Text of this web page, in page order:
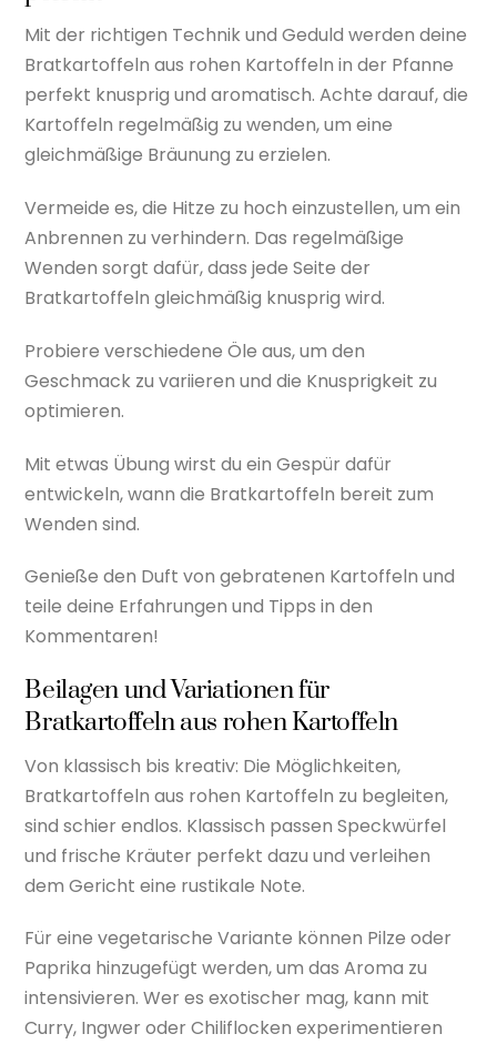
Mit der richtigen Technik und Geduld werden deine
Bratkartoffeln aus rohen Kartoffeln in der Pfanne
perfekt knusprig und aromatisch. Achte darauf, die
Kartoffeln regelmäßig zu wenden, um eine
gleichmäßige Bräunung zu erzielen.
Vermeide es, die Hitze zu hoch einzustellen, um ein
Anbrennen zu verhindern. Das regelmäßige
Wenden sorgt dafür, dass jede Seite der
Bratkartoffeln gleichmäßig knusprig wird.
Probiere verschiedene Öle aus, um den
Geschmack zu variieren und die Knusprigkeit zu
optimieren.
Mit etwas Übung wirst du ein Gespür dafür
entwickeln, wann die Bratkartoffeln bereit zum
Wenden sind.
Genieße den Duft von gebratenen Kartoffeln und
teile deine Erfahrungen und Tipps in den
Kommentaren!
Beilagen und Variationen für
Bratkartoffeln aus rohen Kartoffeln
Von klassisch bis kreativ: Die Möglichkeiten,
Bratkartoffeln aus rohen Kartoffeln zu begleiten,
sind schier endlos. Klassisch passen Speckwürfel
und frische Kräuter perfekt dazu und verleihen
dem Gericht eine rustikale Note.
Für eine vegetarische Variante können Pilze oder
Paprika hinzugefügt werden, um das Aroma zu
intensivieren. Wer es exotischer mag, kann mit
Curry, Ingwer oder Chiliflocken experimentieren